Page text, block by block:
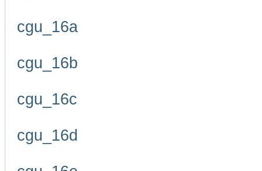
cgu_16a
cgu_16b
cgu_16c
cgu_16d